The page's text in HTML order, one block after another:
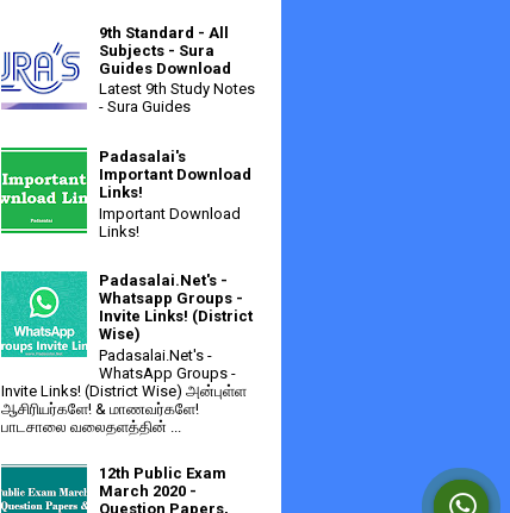
9th Standard - All
Subjects - Sura
Guides Download
Latest 9th Study Notes
- Sura Guides
Padasalai's
Important Download
Links!
Important Download
Links!
Padasalai.Net's -
Whatsapp Groups -
Invite Links! (District
Wise)
Padasalai.Net's -
WhatsApp Groups -
Invite Links! (District Wise) அன்புள்ள
ஆசிரியர்களே! & மாணவர்களே!
பாடசாலை வலைதளத்தின் ...
12th Public Exam
March 2020 -
Question Papers,